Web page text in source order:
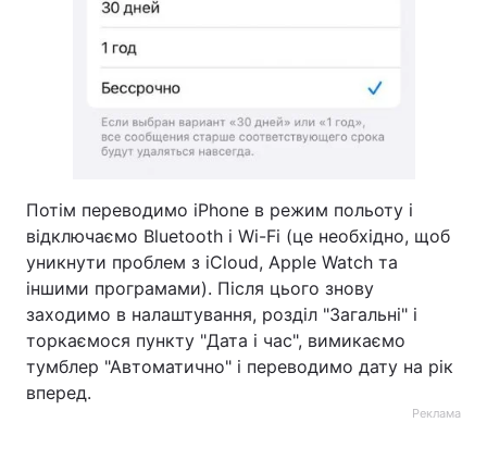
Потім переводимо iPhone в режим польоту і
відключаємо Bluetooth і Wi-Fi (це необхідно, щоб
уникнути проблем з iCloud, Apple Watch та
іншими програмами). Після цього знову
заходимо в налаштування, розділ "Загальні" і
торкаємося пункту "Дата і час", вимикаємо
тумблер "Автоматично" і переводимо дату на рік
вперед.
Реклама